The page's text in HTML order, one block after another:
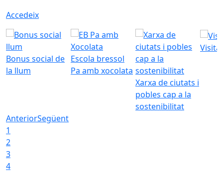
Accedeix
Bonus social de
la llum
Escola bressol
Pa amb xocolata
Xarxa de ciutats i
pobles cap a la
sostenibilitat
Visita
AnteriorSegüent
1
2
3
4